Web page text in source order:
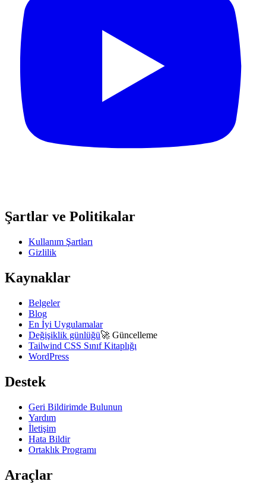
Şartlar ve Politikalar
Kullanım Şartları
Gizlilik
Kaynaklar
Belgeler
Blog
En İyi Uygulamalar
Değişiklik günlüğü🚀 Güncelleme
Tailwind CSS Sınıf Kitaplığı
WordPress
Destek
Geri Bildirimde Bulunun
Yardım
İletişim
Hata Bildir
Ortaklık Programı
Araçlar